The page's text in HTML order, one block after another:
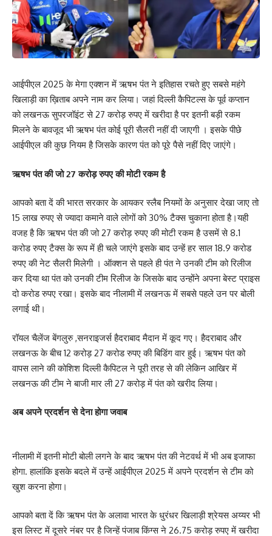
आईपीएल 2025 के मेगा एक्शन में ऋषभ पंत ने इतिहास रचते हुए सबसे महंगे
खिलाड़ी का ख़िताब अपने नाम कर लिया। जहां दिल्ली कैपिटल्स के पूर्व कप्तान
को लखनऊ सुपरजॉइंट से 27 करोड़ रुपए में खरीदा है पर इतनी बड़ी रकम
मिलने के बावजूद भी ऋषभ पंत कोई पूरी सैलरी नहीं दी जाएगी । इसके पीछे
आईपीएल की कुछ नियम है जिसके कारण पंत को पूरे पैसे नहीं दिए जाएंगे।
ऋषभ पंत की जो 27 करोड़ रुपए की मोटी रकम है
आपको बता दें की भारत सरकार के आयकर स्लैब नियमों के अनुसार देखा जाए तो
15 लाख रुपए से ज्यादा कमाने वाले लोगों को 30% टैक्स चुकाना होता है।यही
वजह है कि ऋषभ पंत की जो 27 करोड़ रुपए की मोटी रकम है उसमें से 8.1
करोड रुपए टैक्स के रूप में ही चले जाएंगे इसके बाद उन्हें हर साल 18.9 करोड
रुपए की नेट सैलरी मिलेगी । ऑक्शन से पहले ही पंत ने उनकी टीम को रिलीज
कर दिया था पंत को उनकी टीम रिलीज के जिसके बाद उन्होंने अपना बेस्ट प्राइस
दो करोड रुपए रखा। इसके बाद नीलामी में लखनऊ में सबसे पहले उन पर बोली
लगाई थी।
रॉयल चैलेंज बेंगलुरु ,सनराइजर्स हैदराबाद मैदान में कूद गए। हैदराबाद और
लखनऊ के बीच 12 करोड़ 27 करोड रुपए की बिडिंग वार हुई। ऋषभ पंत को
वापस लाने की कोशिश दिल्ली कैपिटल ने पूरी तरह से की लेकिन आखिर में
लखनऊ की टीम ने बाजी मार ली 27 करोड़ में पंत को खरीद लिया।
अब अपने प्रदर्शन से देना होगा जवाब
नीलामी में इतनी मोटी बोली लगने के बाद ऋषभ पंत की नेटवर्थ में भी अब इजाफा
होगा. हालांकि इसके बदले में उन्हें आईपीएल 2025 में अपने प्रदर्शन से टीम को
खुश करना होगा।
आपको बता दें कि ऋषभ पंत के अलावा भारत के धुरंधर खिलाड़ी श्रेयस अय्यर भी
इस लिस्ट में दूसरे नंबर पर है जिन्हें पंजाब किंग्स ने 26.75 करोड़ रुपए में खरीदा